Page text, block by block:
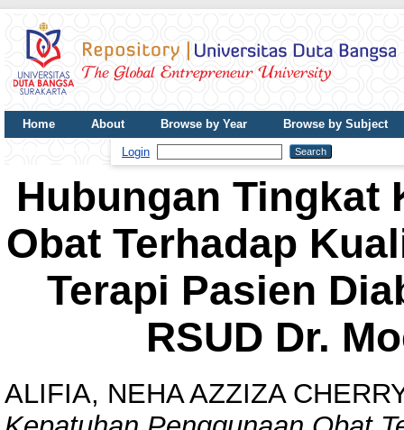
Home About Browse by Year
Browse by Subject
Login
Hubungan Tingkat
Obat Terhadap
Terapi Pasien
RSUD Dr.
ALIFIA, NEHA AZZIZA